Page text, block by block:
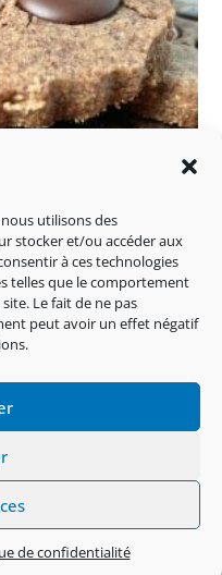
utilisons des
stocker et/ou accéder aux
à ces technologies
telles que le comportement
Le fait de ne pas
peut avoir un effet négatif
de confidentialité
Mentions Légales
Mika